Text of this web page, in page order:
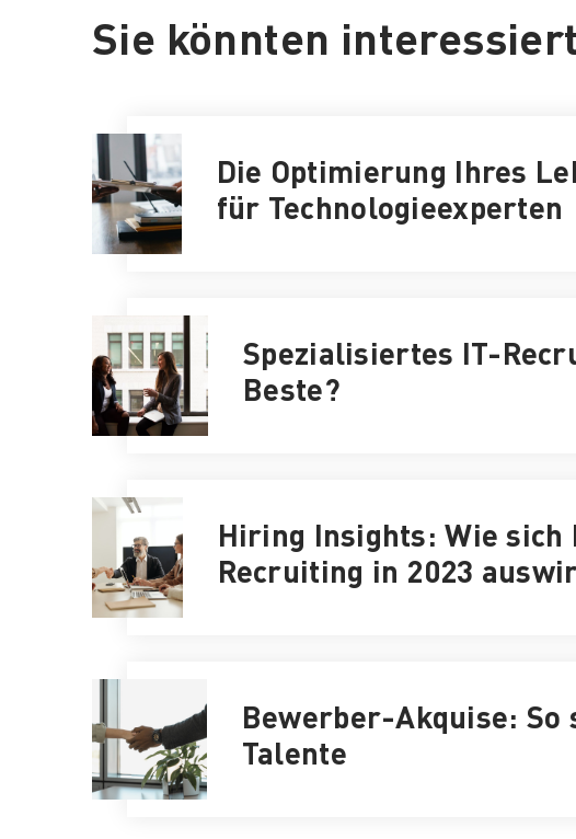
Sie könnten
Die Optimierung Ihres
für Technologieexperten
Spezialisiertes IT-
Beste?
Hiring Insights: Wie sich
Recruiting in 2023
Bewerber-Akquise: So
Talente